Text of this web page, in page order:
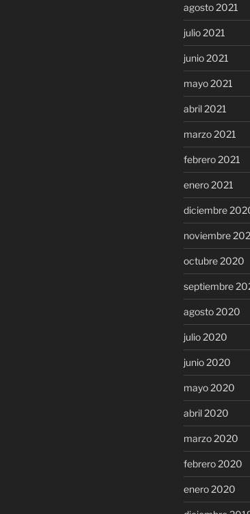
agosto 2021
julio 2021
junio 2021
mayo 2021
abril 2021
marzo 2021
febrero 2021
enero 2021
diciembre
noviembre
octubre 2020
septiembre
agosto 2020
julio 2020
junio 2020
mayo 2020
abril 2020
marzo 2020
febrero 2020
enero 2020